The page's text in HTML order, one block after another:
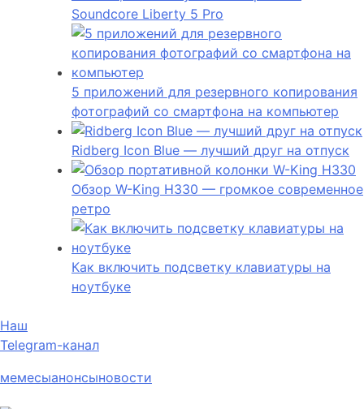
Soundcore Liberty 5 Pro
5 приложений для резервного копирования
фотографий со смартфона на компьютер
Ridberg Icon Blue — лучший друг на отпуск
Обзор W-King H330 — громкое современное
ретро
Как включить подсветку клавиатуры на
ноутбуке
Наш
Telegram-канал
мемесыанонсыновости